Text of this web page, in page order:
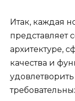
Итак, каждая
представляет
архитектуре,
качества и